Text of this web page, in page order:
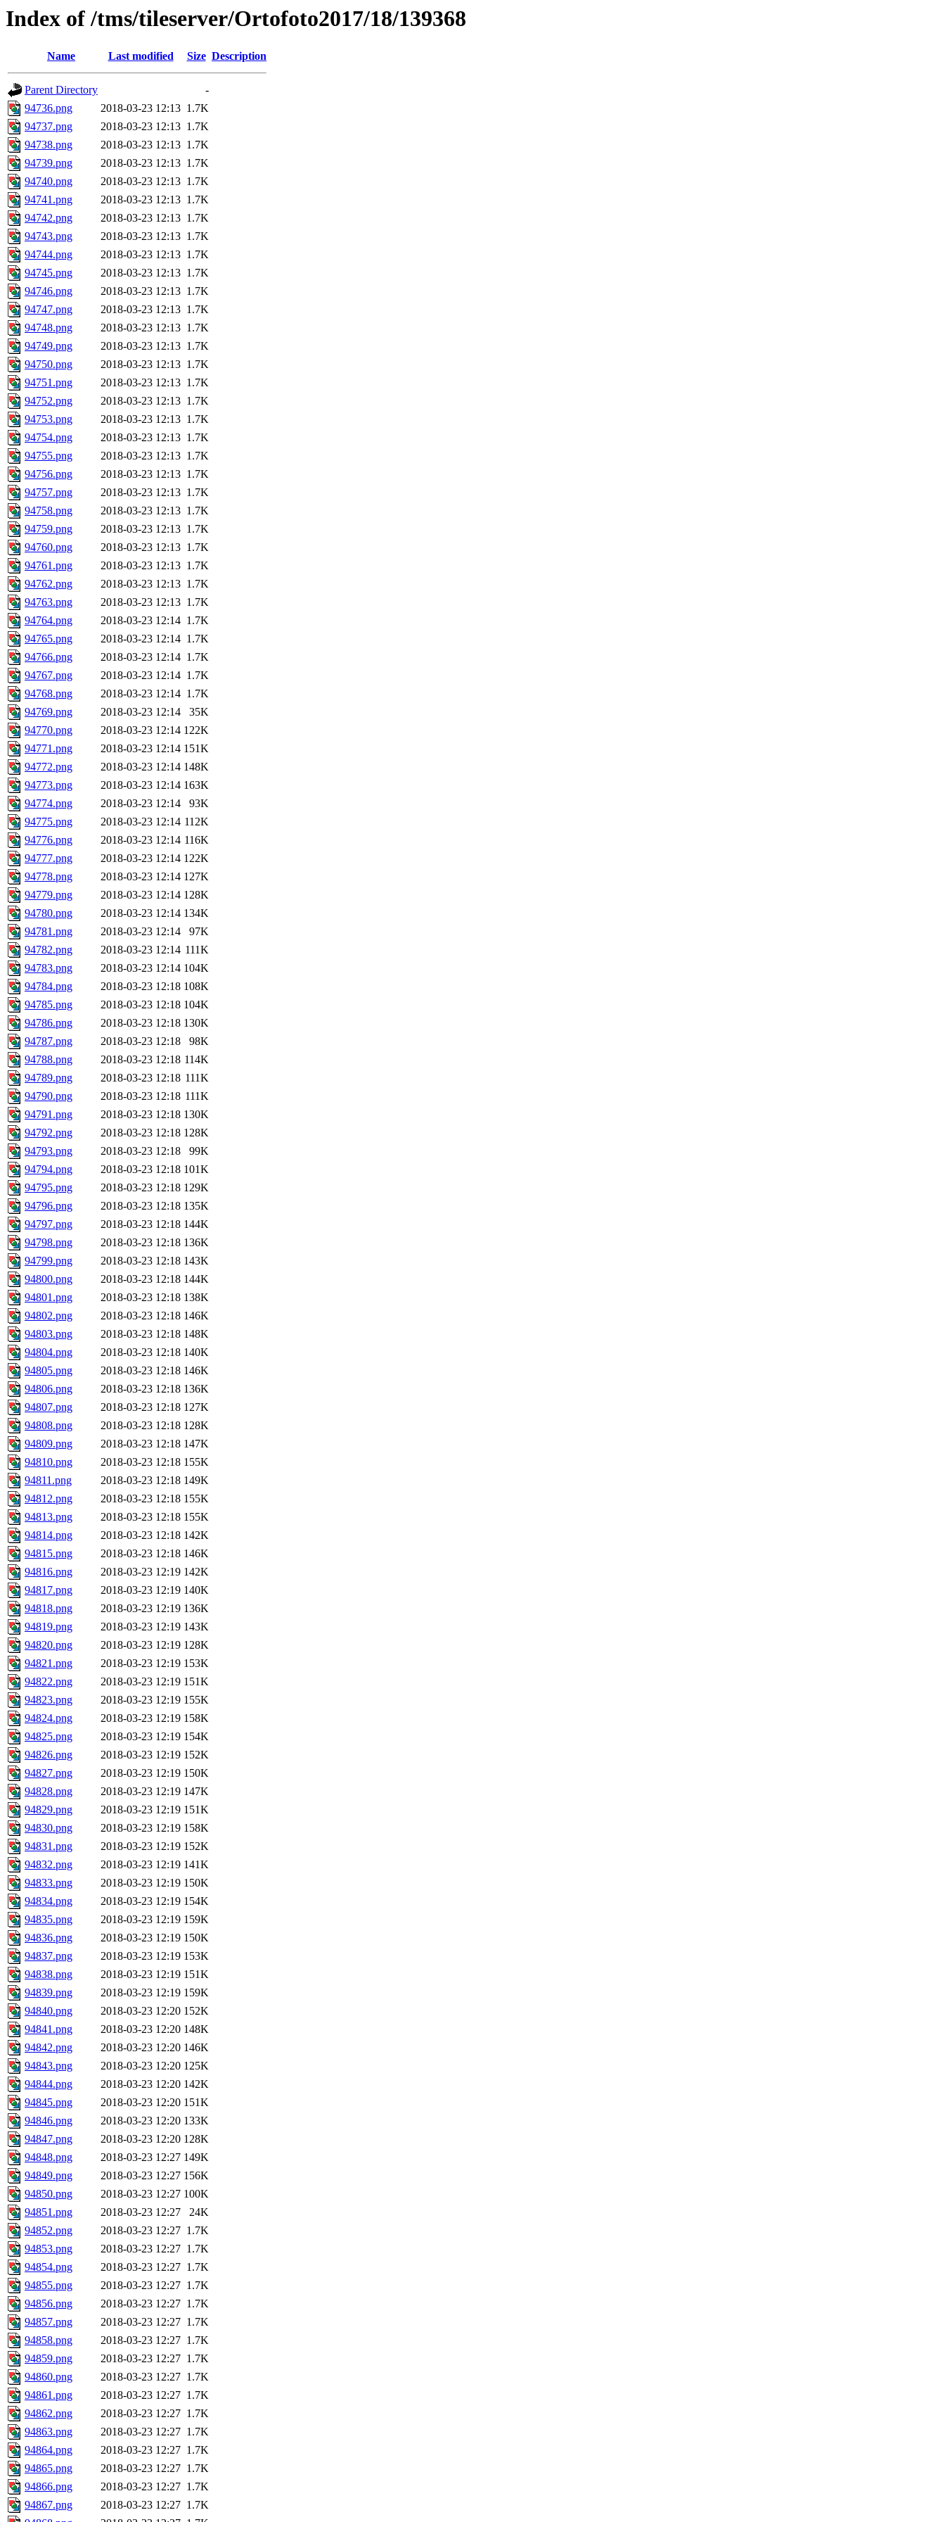
Index of /tms/tileserver/Ortofoto2017/18/139368
Name Last modified Size Description
Parent Directory
-
94736.png
2018-03-23 12:13 1.7K
94737.png
2018-03-23 12:13 1.7K
94738.png
2018-03-23 12:13 1.7K
94739.png
2018-03-23 12:13 1.7K
94740.png
2018-03-23 12:13 1.7K
94741.png
2018-03-23 12:13 1.7K
94742.png
2018-03-23 12:13 1.7K
94743.png
2018-03-23 12:13 1.7K
94744.png
2018-03-23 12:13 1.7K
94745.png
2018-03-23 12:13 1.7K
94746.png
2018-03-23 12:13 1.7K
94747.png
2018-03-23 12:13 1.7K
94748.png
2018-03-23 12:13 1.7K
94749.png
2018-03-23 12:13 1.7K
94750.png
2018-03-23 12:13 1.7K
94751.png
2018-03-23 12:13 1.7K
94752.png
2018-03-23 12:13 1.7K
94753.png
2018-03-23 12:13 1.7K
94754.png
2018-03-23 12:13 1.7K
94755.png
2018-03-23 12:13 1.7K
94756.png
2018-03-23 12:13 1.7K
94757.png
2018-03-23 12:13 1.7K
94758.png
2018-03-23 12:13 1.7K
94759.png
2018-03-23 12:13 1.7K
94760.png
2018-03-23 12:13 1.7K
94761.png
2018-03-23 12:13 1.7K
94762.png
2018-03-23 12:13 1.7K
94763.png
2018-03-23 12:13 1.7K
94764.png
2018-03-23 12:14 1.7K
94765.png
2018-03-23 12:14 1.7K
94766.png
2018-03-23 12:14 1.7K
94767.png
2018-03-23 12:14 1.7K
94768.png
2018-03-23 12:14 1.7K
94769.png
2018-03-23 12:14
35K
94770.png
2018-03-23 12:14 122K
94771.png
2018-03-23 12:14 151K
94772.png
2018-03-23 12:14 148K
94773.png
2018-03-23 12:14 163K
94774.png
2018-03-23 12:14
93K
94775.png
2018-03-23 12:14 112K
94776.png
2018-03-23 12:14 116K
94777.png
2018-03-23 12:14 122K
94778.png
2018-03-23 12:14 127K
94779.png
2018-03-23 12:14 128K
94780.png
2018-03-23 12:14 134K
94781.png
2018-03-23 12:14
97K
94782.png
2018-03-23 12:14 111K
94783.png
2018-03-23 12:14 104K
94784.png
2018-03-23 12:18 108K
94785.png
2018-03-23 12:18 104K
94786.png
2018-03-23 12:18 130K
94787.png
2018-03-23 12:18
98K
94788.png
2018-03-23 12:18 114K
94789.png
2018-03-23 12:18 111K
94790.png
2018-03-23 12:18 111K
94791.png
2018-03-23 12:18 130K
94792.png
2018-03-23 12:18 128K
94793.png
2018-03-23 12:18
99K
94794.png
2018-03-23 12:18 101K
94795.png
2018-03-23 12:18 129K
94796.png
2018-03-23 12:18 135K
94797.png
2018-03-23 12:18 144K
94798.png
2018-03-23 12:18 136K
94799.png
2018-03-23 12:18 143K
94800.png
2018-03-23 12:18 144K
94801.png
2018-03-23 12:18 138K
94802.png
2018-03-23 12:18 146K
94803.png
2018-03-23 12:18 148K
94804.png
2018-03-23 12:18 140K
94805.png
2018-03-23 12:18 146K
94806.png
2018-03-23 12:18 136K
94807.png
2018-03-23 12:18 127K
94808.png
2018-03-23 12:18 128K
94809.png
2018-03-23 12:18 147K
94810.png
2018-03-23 12:18 155K
94811.png
2018-03-23 12:18 149K
94812.png
2018-03-23 12:18 155K
94813.png
2018-03-23 12:18 155K
94814.png
2018-03-23 12:18 142K
94815.png
2018-03-23 12:18 146K
94816.png
2018-03-23 12:19 142K
94817.png
2018-03-23 12:19 140K
94818.png
2018-03-23 12:19 136K
94819.png
2018-03-23 12:19 143K
94820.png
2018-03-23 12:19 128K
94821.png
2018-03-23 12:19 153K
94822.png
2018-03-23 12:19 151K
94823.png
2018-03-23 12:19 155K
94824.png
2018-03-23 12:19 158K
94825.png
2018-03-23 12:19 154K
94826.png
2018-03-23 12:19 152K
94827.png
2018-03-23 12:19 150K
94828.png
2018-03-23 12:19 147K
94829.png
2018-03-23 12:19 151K
94830.png
2018-03-23 12:19 158K
94831.png
2018-03-23 12:19 152K
94832.png
2018-03-23 12:19 141K
94833.png
2018-03-23 12:19 150K
94834.png
2018-03-23 12:19 154K
94835.png
2018-03-23 12:19 159K
94836.png
2018-03-23 12:19 150K
94837.png
2018-03-23 12:19 153K
94838.png
2018-03-23 12:19 151K
94839.png
2018-03-23 12:19 159K
94840.png
2018-03-23 12:20 152K
94841.png
2018-03-23 12:20 148K
94842.png
2018-03-23 12:20 146K
94843.png
2018-03-23 12:20 125K
94844.png
2018-03-23 12:20 142K
94845.png
2018-03-23 12:20 151K
94846.png
2018-03-23 12:20 133K
94847.png
2018-03-23 12:20 128K
94848.png
2018-03-23 12:27 149K
94849.png
2018-03-23 12:27 156K
94850.png
2018-03-23 12:27 100K
94851.png
2018-03-23 12:27
24K
94852.png
2018-03-23 12:27 1.7K
94853.png
2018-03-23 12:27 1.7K
94854.png
2018-03-23 12:27 1.7K
94855.png
2018-03-23 12:27 1.7K
94856.png
2018-03-23 12:27 1.7K
94857.png
2018-03-23 12:27 1.7K
94858.png
2018-03-23 12:27 1.7K
94859.png
2018-03-23 12:27 1.7K
94860.png
2018-03-23 12:27 1.7K
94861.png
2018-03-23 12:27 1.7K
94862.png
2018-03-23 12:27 1.7K
94863.png
2018-03-23 12:27 1.7K
94864.png
2018-03-23 12:27 1.7K
94865.png
2018-03-23 12:27 1.7K
94866.png
2018-03-23 12:27 1.7K
94867.png
2018-03-23 12:27 1.7K